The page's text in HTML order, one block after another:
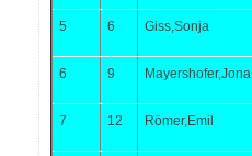
5 6 Giss,Sonja
6 9 Mayershofer,Jona
7 12 Römer,Emil